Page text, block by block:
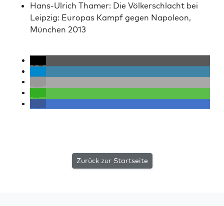
Hans-Ulrich Thamer: Die Völk­er­schlacht bei
Leipzig: Europas Kampf gegen Napoleon,
München 2013
Zurück zur Startseite